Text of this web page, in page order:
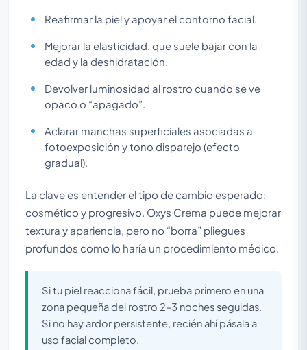
Reafirmar la piel y apoyar el contorno facial.
Mejorar la elasticidad, que suele bajar con la
edad y la deshidratación.
Devolver luminosidad al rostro cuando se ve
opaco o “apagado”.
Aclarar manchas superficiales asociadas a
fotoexposición y tono disparejo (efecto
gradual).
La clave es entender el tipo de cambio esperado:
cosmético y progresivo. Oxys Crema puede mejorar
textura y apariencia, pero no “borra” pliegues
profundos como lo haría un procedimiento médico.
Si tu piel reacciona fácil, prueba primero en una
zona pequeña del rostro 2–3 noches seguidas.
Si no hay ardor persistente, recién ahí pásala a
uso facial completo.